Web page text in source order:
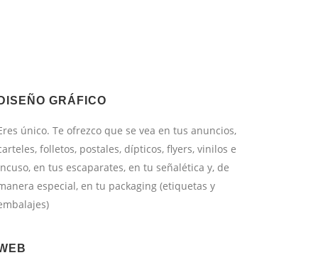
DISEÑO GRÁFICO
único. Te ofrezco que se vea en tus anuncios,
folletos, postales, dípticos, flyers, vinilos e
en tus escaparates, en tu señalética y, de
especial, en tu packaging (etiquetas y